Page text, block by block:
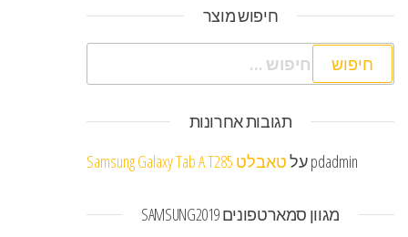
חיפוש מוצר
חיפוש:
תגובות אחרונות
pdadminעלטאבלט Samsung Galaxy Tab A T285
מגוון סמארטפונים SAMSUNG2019